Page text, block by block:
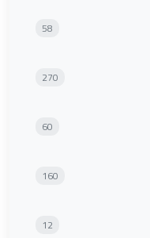
58
270
60
160
12